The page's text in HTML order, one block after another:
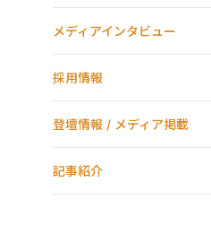
メディアインタビュー
採用情報
登壇情報 / メディア掲載
記事紹介